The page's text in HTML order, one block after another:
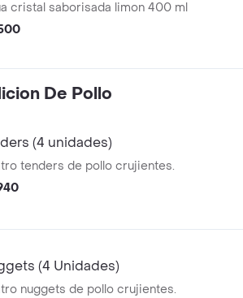
cristal saborisada limon 400 ml
De Pollo
(4 unidades)
tenders de pollo crujientes.
(4 Unidades)
nuggets de pollo crujientes.